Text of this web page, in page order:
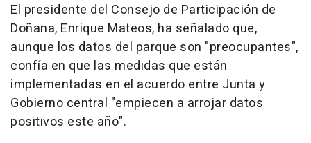
El presidente del Consejo de Participación de
Doñana, Enrique Mateos, ha señalado que,
aunque los datos del parque son "preocupantes",
confía en que las medidas que están
implementadas en el acuerdo entre Junta y
Gobierno central "empiecen a arrojar datos
positivos este año".